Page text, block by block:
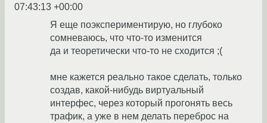
07:43:13 +00:00
Я еще поэкспериментирую, но глубоко
сомневаюсь, что что-то изменится
да и теоретически что-то не сходится ;(
мне кажется реально такое сделать, только
создав, какой-нибудь виртуальный
интерфес, через который прогонять весь
трафик, а уже в нем делать переброс на